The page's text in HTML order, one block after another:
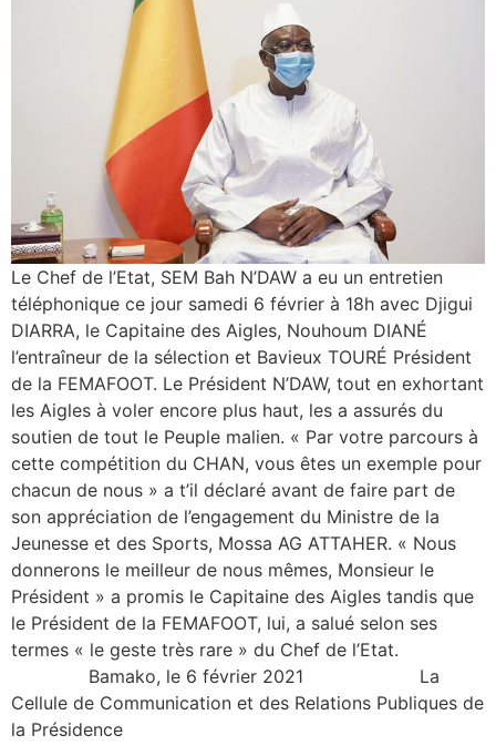
Le Chef de l’Etat, SEM Bah N’DAW a eu un entretien
téléphonique ce jour samedi 6 février à 18h avec Djigui
DIARRA, le Capitaine des Aigles, Nouhoum DIANÉ
l’entraîneur de la sélection et Bavieux TOURÉ Président
de la FEMAFOOT. Le Président N’DAW, tout en exhortant
les Aigles à voler encore plus haut, les a assurés du
soutien de tout le Peuple malien. « Par votre parcours à
cette compétition du CHAN, vous êtes un exemple pour
chacun de nous » a t’il déclaré avant de faire part de
son appréciation de l’engagement du Ministre de la
Jeunesse et des Sports, Mossa AG ATTAHER. « Nous
donnerons le meilleur de nous mêmes, Monsieur le
Président » a promis le Capitaine des Aigles tandis que
le Président de la FEMAFOOT, lui, a salué selon ses
termes « le geste très rare » du Chef de l’Etat.
Bamako, le 6 février 2021 La
Cellule de Communication et des Relations Publiques de
la Présidence